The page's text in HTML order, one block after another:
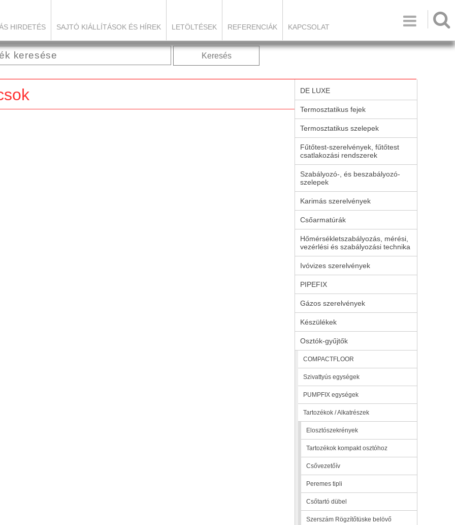

HIRDETÉS SAJTÓ KIÁLLÍTÁSOK ÉS HÍREK LETÖLTÉSEK REFERENCIÁK KAPCSOLAT
Keresés
DE LUXE
Termosztatikus fejek
Termosztatikus szelepek
Fűtőtest-szerelvények, fűtőtest
csatlakozási rendszerek
Szabályozó-, és beszabályozó-
szelepek
Karimás szerelvények
Csőarmatúrák
Hőmérsékletszabályozás, mérési,
vezérlési és szabályozási technika
Ivóvizes szerelvények
PIPEFIX
Gázos szerelvények
Készülékek
Osztók-gyűjtők
COMPACTFLOOR
Szivattyús egységek
PUMPFIX egységek
Tartozékok / Alkatrészek
Elosztószekrények
Tartozékok kompakt osztóhoz
Csővezetőív
Peremes tipli
Csőtartó dübel
Szerszám Rögzítőtüske belövő